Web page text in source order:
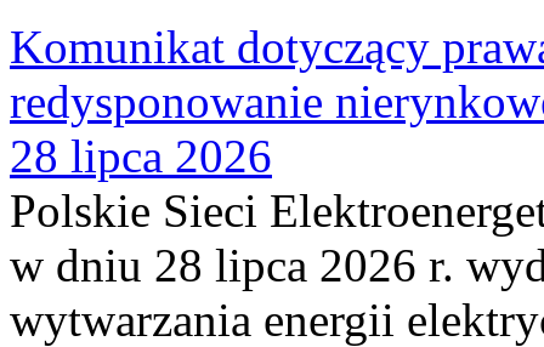
Komunikat dotyczący
redysponowanie
28 lipca 2026
Polskie Sieci
w dniu 28 lipca 2026 r.
wytwarzania energii